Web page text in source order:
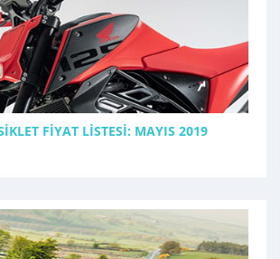
FIYAT LISTESI: MAYIS 2019